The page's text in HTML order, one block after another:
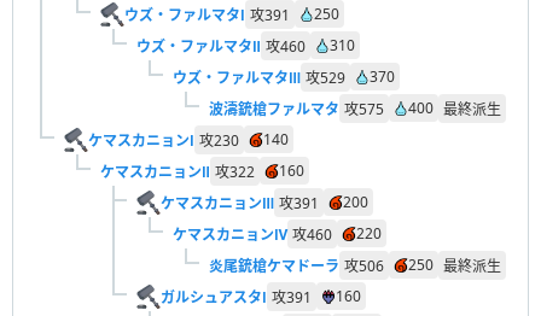
ウズ・ファルマタⅠ 攻391
250
ウズ・ファルマタⅡ 攻460
310
ウズ・ファルマタⅢ 攻529
370
波濤銃槍ファルマタ 攻575 400 最終派生
ケマスカニョンⅠ 攻230
140
ケマスカニョンⅡ 攻322
160
ケマスカニョンⅢ 攻391
200
ケマスカニョンⅣ 攻460
220
炎尾銃槍ケマドーラ 攻506 250 最終派生
ガルシュアスタⅠ 攻391
160